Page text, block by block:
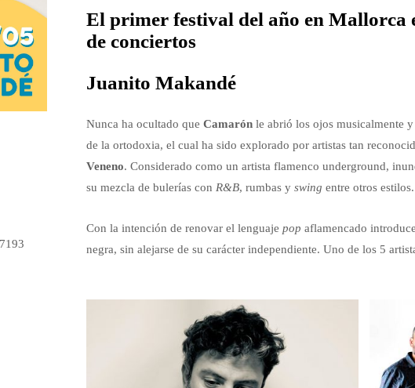
El primer festival del año en Mallorca
de conciertos
Juanito Makandé
Nunca ha ocultado que Camarónle abrió los ojos musicalmente
de la ortodoxia, el cual ha sido explorado por artistas tan
Veneno. Considerado como un artista flamenco underground,
su mezcla de bulerías con R&B, rumbas y swing entre otros estilos.
Con la intención de renovar el lenguaje pop aflamencado
negra, sin alejarse de su carácter independiente. Uno de los 5